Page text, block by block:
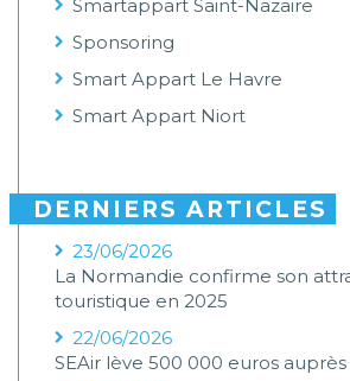
Smartappart Saint-Nazaire
Sponsoring
Smart Appart Le Havre
Smart Appart Niort
DERNIERS ARTICLES
23/06/2026
La Normandie confirme son
touristique en 2025
22/06/2026
SEAir lève 500 000 euros